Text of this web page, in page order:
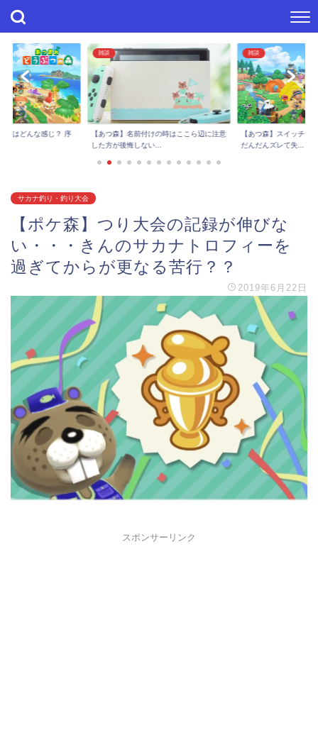
捗はどんな感じ？ 序
雑談
【あつ森】名前付けの時はここら辺に注意
した方が後悔しない...
雑談
【あつ森】スイッチで
だんだんズレて失...
サカナ釣り・釣り大会
【ポケ森】つり大会の記録が伸びな
い・・・きんのサカナトロフィーを
過ぎてからが更なる苦行？？
2019年6月22日
スポンサーリンク